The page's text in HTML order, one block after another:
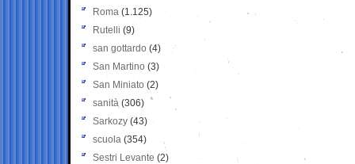
Roma (1.125)
Rutelli (9)
san gottardo (4)
San Martino (3)
San Miniato (2)
sanità (306)
Sarkozy (43)
scuola (354)
Sestri Levante (2)